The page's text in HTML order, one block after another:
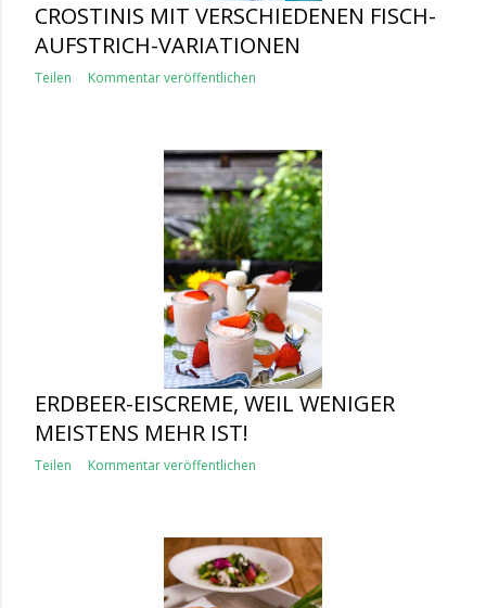
CROSTINIS MIT VERSCHIEDENEN FISCH-
AUFSTRICH-VARIATIONEN
Teilen Kommentar veröffentlichen
ERDBEER-EISCREME, WEIL WENIGER
MEISTENS MEHR IST!
Teilen Kommentar veröffentlichen